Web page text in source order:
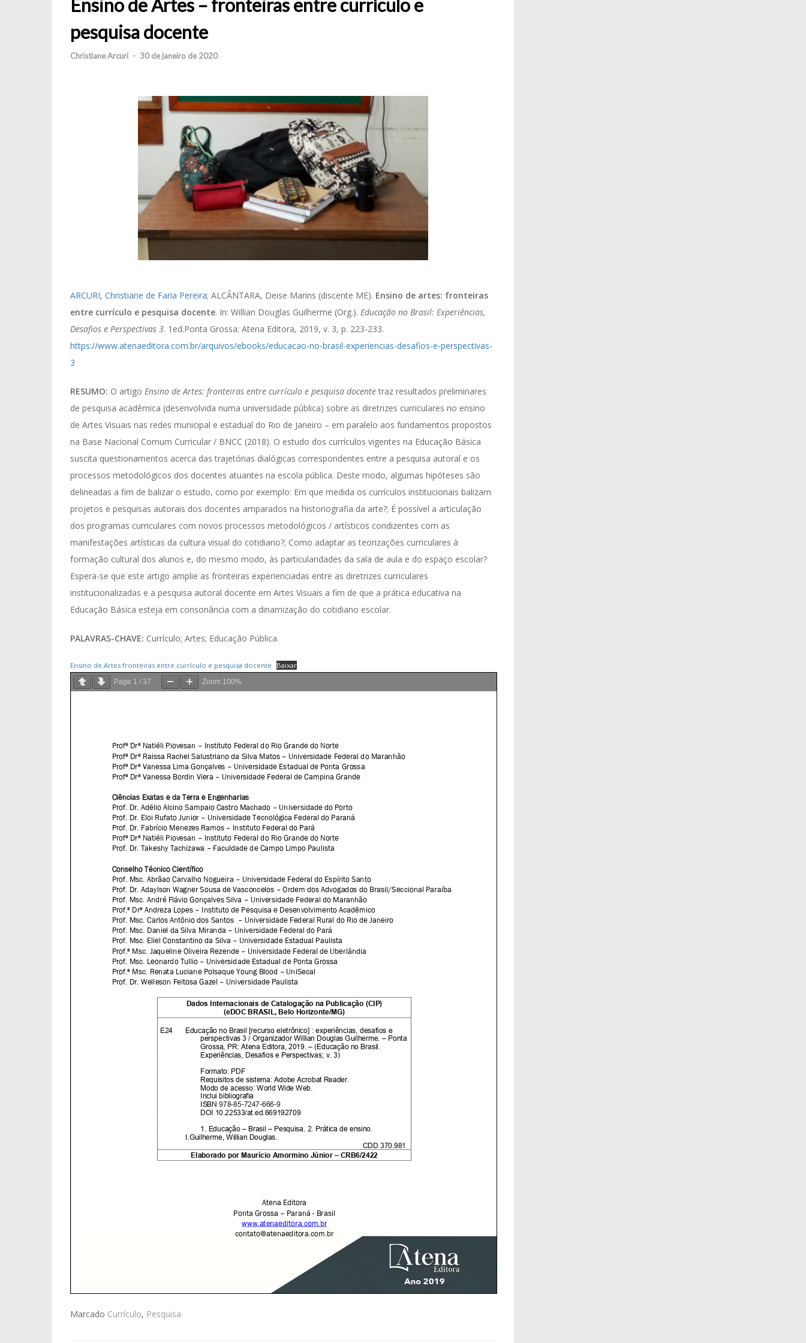
Ensino de Artes – fronteiras entre currículo e
pesquisa docente
Christiane Arcuri - 30 de janeiro de 2020
ARCURI, Christiane de Faria Pereira; ALCÂNTARA, Deise Marins (discente ME). Ensino de artes: fronteiras
entre currículo e pesquisa docente. In: Willian Douglas Guilherme (Org.). Educação no Brasil: Experiências,
Desafios e Perspectivas 3. 1ed.Ponta Grossa: Atena Editora, 2019, v. 3, p. 223-233.
https://www.atenaeditora.com.br/arquivos/ebooks/educacao-no-brasil-experiencias-desafios-e-perspectivas-
3
RESUMO: O artigo Ensino de Artes: fronteiras entre currículo e pesquisa docentetraz resultados preliminares
de pesquisa acadêmica (desenvolvida numa universidade pública) sobre as diretrizes curriculares no ensino
de Artes Visuais nas redes municipal e estadual do Rio de Janeiro – em paralelo aos fundamentos propostos
na Base Nacional Comum Curricular / BNCC (2018). O estudo dos currículos vigentes na Educação Básica
suscita questionamentos acerca das trajetórias dialógicas correspondentes entre a pesquisa autoral e os
processos metodológicos dos docentes atuantes na escola pública. Deste modo, algumas hipóteses são
delineadas a fim de balizar o estudo, como por exemplo: Em que medida os currículos institucionais balizam
projetos e pesquisas autorais dos docentes amparados na historiografia da arte?; É possível a articulação
dos programas curriculares com novos processos metodológicos / artísticos condizentes com as
manifestações artísticas da cultura visual do cotidiano?; Como adaptar as teorizações curriculares à
formação cultural dos alunos e, do mesmo modo, às particularidades da sala de aula e do espaço escolar?
Espera-se que este artigo amplie as fronteiras experienciadas entre as diretrizes curriculares
institucionalizadas e a pesquisa autoral docente em Artes Visuais a fim de que a prática educativa na
Educação Básica esteja em consonância com a dinamização do cotidiano escolar.
PALAVRAS-CHAVE: Currículo; Artes; Educação Pública.
Ensino de Artes fronteiras entre currículo e pesquisa docente Baixar
Page 1 / 37 Zoom 100%
Marcado Currículo, Pesquisa